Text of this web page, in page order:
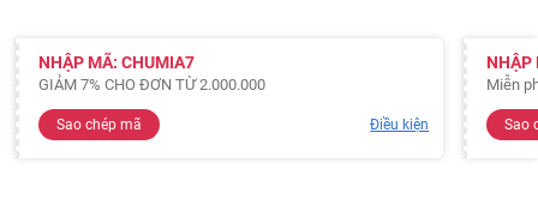
NHẬP MÃ: CHUMIA7
GIẢM 7% CHO ĐƠN TỪ 2.000.000
Sao chép mã Điều kiện
NHẬP
Miễn
Sao